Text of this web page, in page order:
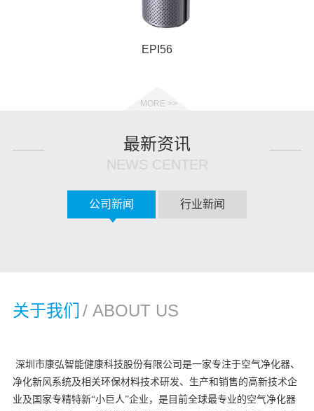
EPI56
MORE >>
最新资讯
NEWS CENTER
公司新闻 行业新闻
关于我们 / ABOUT US
深圳市康弘智能健康科技股份有限公司是一家专注于空气净化器、
净化新风系统及相关环保材料技术研发、生产和销售的高新技术企
业及国家专精特新“小巨人”企业，是目前全球最专业的空气净化器